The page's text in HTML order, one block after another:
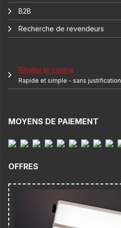
B2B
Recherche de revendeurs
Résilier le contrat
Rapide et simple - sans justification
MOYENS DE PAIEMENT
OFFRES